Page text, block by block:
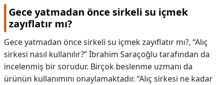
Gece yatmadan önce sirkeli su içmek
zayıflatır mı?
Gece yatmadan önce sirkeli su içmek zayıflatır mı?, “Alıç
sirkesi nasıl kullanılır?” İbrahim Saraçoğlu tarafından da
incelenmiş bir sorudur. Birçok beslenme uzmanı da
ürünün kullanımını onaylamaktadır. “Alıç sirkesi ne kadar